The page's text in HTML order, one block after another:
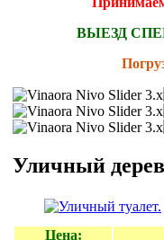
ВЫЕЗД
Уличный
Цена: